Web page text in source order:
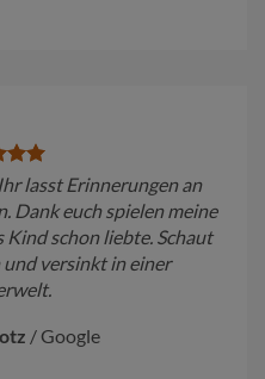
lasst Erinnerungen an
Dank euch spielen meine
Kind schon liebte. Schaut
und versinkt in einer
/ Google